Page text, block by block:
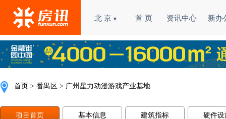
北 京 ▼ 首 页 资讯中心 新办
首页 > 番禺区 > 广州星力动漫游戏产业基地
项目首页 基本信息 建筑指标 硬件设